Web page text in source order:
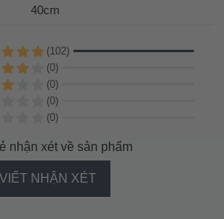
40cm
(102)
(0)
(0)
(0)
(0)
nhận xét về sản phẩm
VIẾT NHẬN XÉT